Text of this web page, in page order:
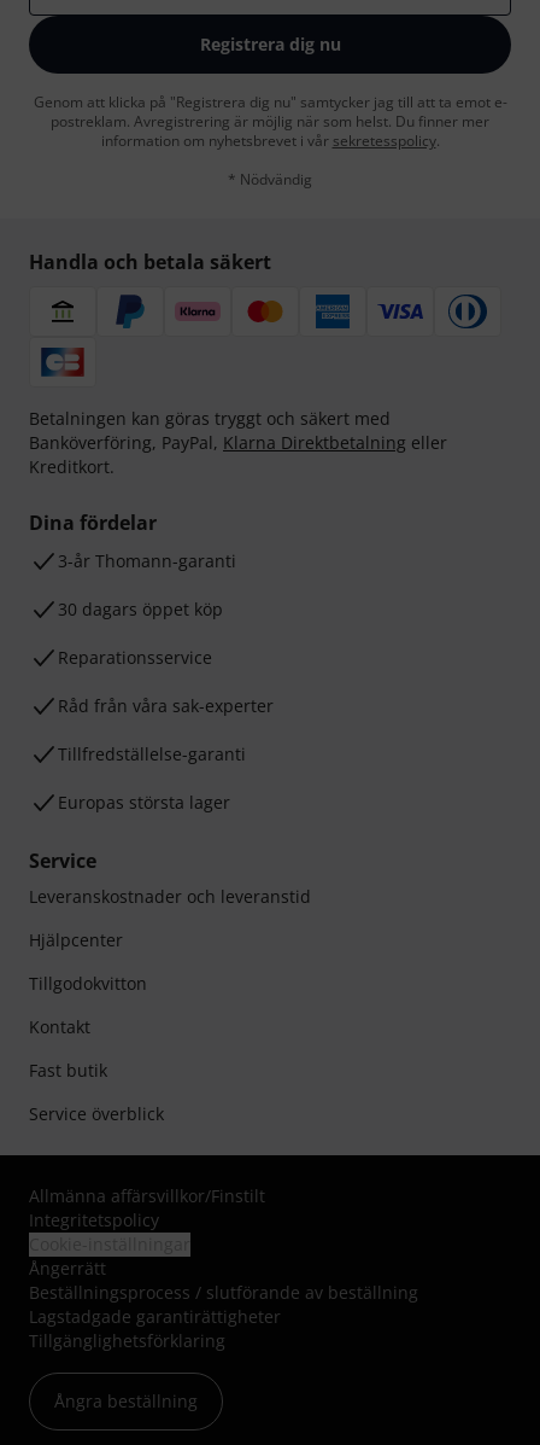
Registrera dig nu
Genom att klicka på "Registrera dig nu" samtycker jag till att ta emot e-
postreklam. Avregistrering är möjlig när som helst. Du finner mer
information om nyhetsbrevet i vår sekretesspolicy.
* Nödvändig
Handla och betala säkert
Betalningen kan göras tryggt och säkert med
Banköverföring, PayPal, Klarna Direktbetalning eller
Kreditkort.
Dina fördelar
3-år Thomann-garanti
30 dagars öppet köp
Reparationsservice
Råd från våra sak-experter
Tillfredställelse-garanti
Europas största lager
Service
Leveranskostnader och leveranstid
Hjälpcenter
Tillgodokvitton
Kontakt
Fast butik
Service överblick
Allmänna affärsvillkor/Finstilt
Integritetspolicy
Ångerrätt
Beställningsprocess / slutförande av beställning
Lagstadgade garantirättigheter
Tillgänglighetsförklaring
Ångra beställning